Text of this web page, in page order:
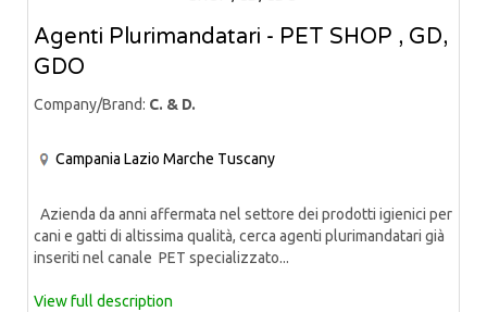
Agenti Plurimandatari - PET SHOP , GD,
GDO
Company/Brand: C. & D.
Campania Lazio Marche Tuscany
Azienda da anni affermata nel settore dei prodotti igienici per
cani e gatti di altissima qualità, cerca agenti plurimandatari già
inseriti nel canale PET specializzato...
View full description